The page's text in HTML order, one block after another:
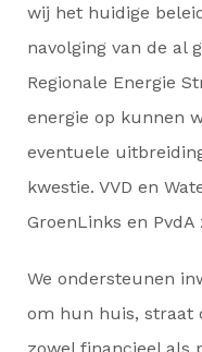
wij het huidige
navolging van de al
Regionale Energie
energie op kunnen
eventuele
kwestie. VVD en
GroenLinks en
We ondersteunen
om hun huis, straat
zowel financieel als